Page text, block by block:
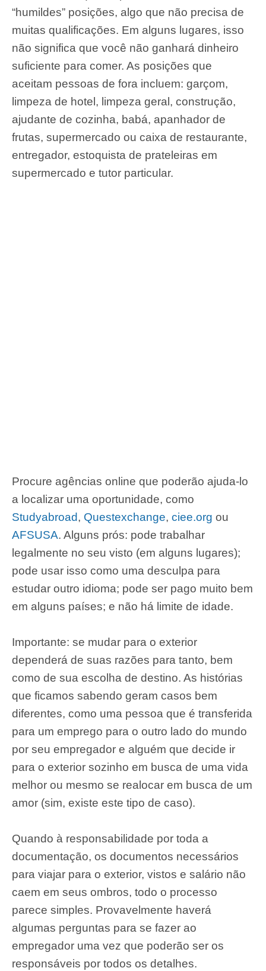
“humildes” posições, algo que não precisa de
muitas qualificações. Em alguns lugares, isso
não significa que você não ganhará dinheiro
suficiente para comer. As posições que
aceitam pessoas de fora incluem: garçom,
limpeza de hotel, limpeza geral, construção,
ajudante de cozinha, babá, apanhador de
frutas, supermercado ou caixa de restaurante,
entregador, estoquista de prateleiras em
supermercado e tutor particular.
Procure agências online que poderão ajuda-lo
a localizar uma oportunidade, como
Studyabroad, Questexchange, ciee.org ou
AFSUSA. Alguns prós: pode trabalhar
legalmente no seu visto (em alguns lugares);
pode usar isso como uma desculpa para
estudar outro idioma; pode ser pago muito bem
em alguns países; e não há limite de idade.
Importante: se mudar para o exterior
dependerá de suas razões para tanto, bem
como de sua escolha de destino. As histórias
que ficamos sabendo geram casos bem
diferentes, como uma pessoa que é transferida
para um emprego para o outro lado do mundo
por seu empregador e alguém que decide ir
para o exterior sozinho em busca de uma vida
melhor ou mesmo se realocar em busca de um
amor (sim, existe este tipo de caso).
Quando à responsabilidade por toda a
documentação, os documentos necessários
para viajar para o exterior, vistos e salário não
caem em seus ombros, todo o processo
parece simples. Provavelmente haverá
algumas perguntas para se fazer ao
empregador uma vez que poderão ser os
responsáveis por todos os detalhes.